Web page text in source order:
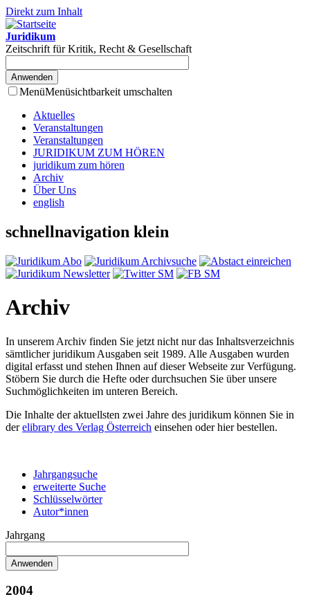
Direkt zum Inhalt
Juridikum
Zeitschrift für Kritik, Recht & Gesellschaft
MenüMenüsichtbarkeit umschalten
Aktuelles
Veranstaltungen
Veranstaltungen
JURIDIKUM ZUM HÖREN
juridikum zum hören
Archiv
Über Uns
english
schnellnavigation klein
Archiv
In unserem Archiv finden Sie jetzt nicht nur das Inhaltsverzeichnis
sämtlicher juridikum Ausgaben seit 1989. Alle Ausgaben wurden
digital erfasst und stehen Ihnen auf dieser Webseite zur Verfügung.
Stöbern Sie durch die Hefte oder durchsuchen Sie über unsere
Suchmöglichkeiten im unteren Bereich.
Die Inhalte der aktuellsten zwei Jahre des juridikum können Sie in
derelibrary des Verlag Österreich einsehen oder hier bestellen.
Jahrgangsuche
erweiterte Suche
Schlüsselwörter
Autor*innen
Jahrgang
2004